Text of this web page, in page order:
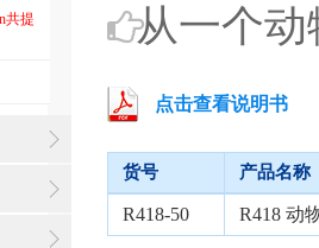
共提
从一个
点击查看说明书
货号 产品名称
R418-50 R418 动